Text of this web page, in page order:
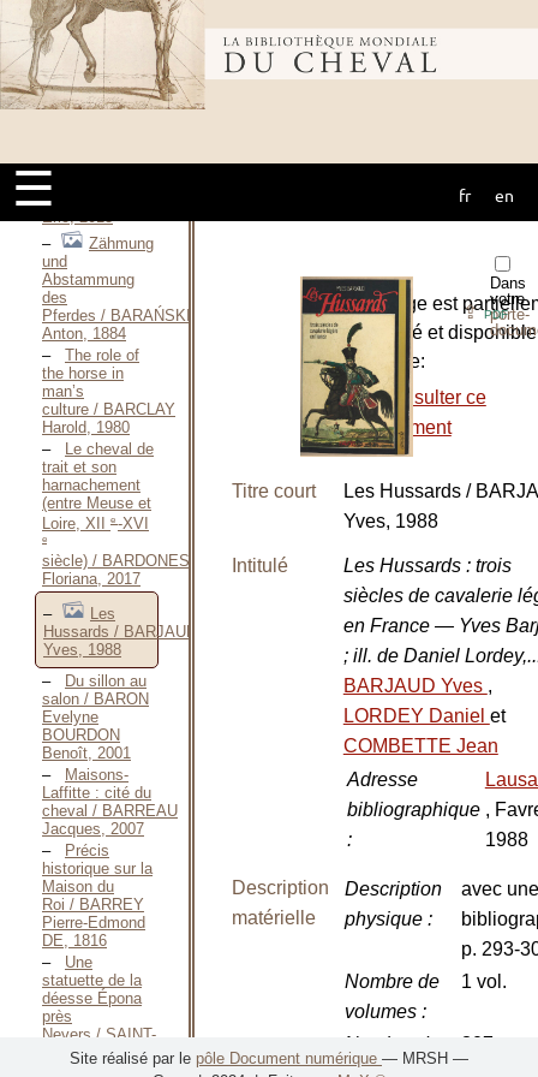
Bibliothèque
mondiale du
cheval
☰ fr en
2004 / BARAN
Myriam, 2004
Bêtes de
somme / BARATAY
Éric, 2011
Le point de
Éric, 2012
tranchées / BARATAY
Éric, 2013
Zähmung
und
Abstammung
des
Pferdes / BARAŃSKI
Anton, 1884
The role of
the horse in
man’s
culture / BARCLAY
Harold, 1980
Le cheval de
trait et son
harnachement
(entre Meuse et
Loire, XII e -XVI
e
siècle) / BARDONESCHI
Floriana, 2017
Les
Hussards / BARJAUD
Yves, 1988
Du sillon au
salon / BARON
Evelyne
BOURDON
Benoît, 2001
Maisons-
Laffitte : cité du
cheval / BARREAU
Jacques, 2007
Précis
historique sur la
Maison du
Roi / BARREY
Pierre-Edmond
DE, 1816
Une
statuette de la
déesse Épona
près
Nevers / SAINT-
VENANT Julien
BARRÉ DE,
Dans
votre
porte-
⇪PDF
L’ouvrage est
numérisé et
le site de:
-Consulter ce
document
Titre court
Les Hussards /
Yves, 1988
Intitulé
Les Hussards : trois
siècles de cavalerie
en France — Yves
; ill. de Daniel
BARJAUD Yves ,
LORDEY Daniel et
COMBETTE Jean
Adresse
bibliographique
:
,
1988
Description
matérielle
Description
physique:
avec une
p. 293-
Nombre de
volumes:
1 vol.
Nombre de
307 p.
Site réalisé par le pôle Document numérique — MRSH —